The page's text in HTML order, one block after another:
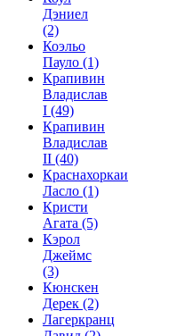
Дэниел
(2)
Коэльо
Пауло (1)
Крапивин
Владислав
I (49)
Крапивин
Владислав
II (40)
Краснахоркаи
Ласло (1)
Кристи
Агата (5)
Кэрол
Джеймс
(3)
Кюнскен
Дерек (2)
Лагеркранц